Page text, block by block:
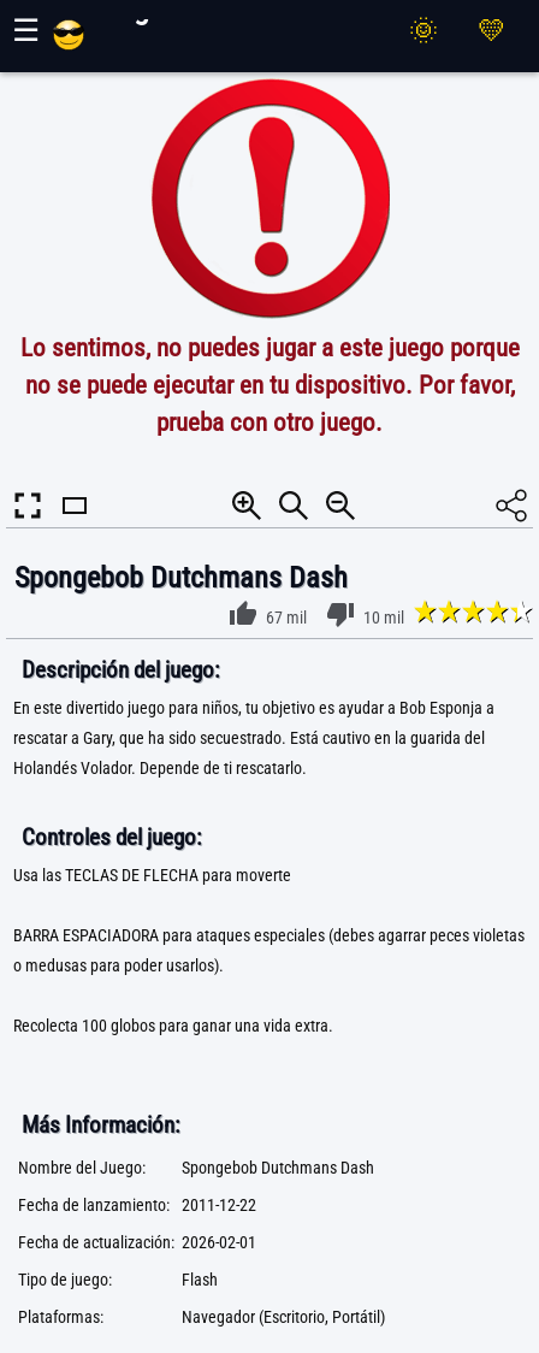
☰
Lo sentimos, no puedes jugar a este juego porque
no se puede ejecutar en tu dispositivo. Por favor,
prueba con otro juego.
Spongebob Dutchmans Dash
67 mil 10 mil
Descripción del juego:
En este divertido juego para niños, tu objetivo es ayudar a Bob Esponja a
rescatar a Gary, que ha sido secuestrado. Está cautivo en la guarida del
Holandés Volador. Depende de ti rescatarlo.
Controles del juego:
Usa las TECLAS DE FLECHA para moverte
BARRA ESPACIADORA para ataques especiales (debes agarrar peces violetas
o medusas para poder usarlos).
Recolecta 100 globos para ganar una vida extra.
Más Información:
Nombre del Juego:
Spongebob Dutchmans Dash
Fecha de lanzamiento: 2011-12-22
Fecha de actualización: 2026-02-01
Tipo de juego:
Flash
Plataformas:
Navegador (Escritorio, Portátil)